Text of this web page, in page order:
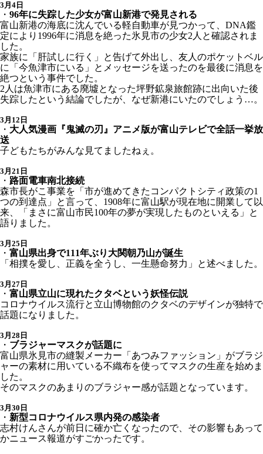
3月4日
・ 96年に失踪した少女が富山新港で発見される
富山新港の海底に沈んでいる軽自動車が見つかって、DNA鑑
定により1996年に消息を絶った氷見市の少女2人と確認されま
した。
家族に「肝試しに行く」と告げて外出し、友人のポケットベル
に「今魚津市にいる」とメッセージを送ったのを最後に消息を
絶つという事件でした。
2人は魚津市にある廃墟となった坪野鉱泉旅館跡に出向いた後
失踪したという結論でしたが、なぜ新港にいたのでしょう…。
3月12日
・ 大人気漫画『鬼滅の刃』アニメ版が富山テレビで全話一挙放
送
子どもたちがみんな見てましたねぇ。
3月21日
・ 路面電車南北接続
森市長がこ事業を「市が進めてきたコンパクトシティ政策の1
つの到達点」と言って、1908年に富山駅が現在地に開業して以
来、「まさに富山市民100年の夢が実現したものといえる」と
語りました。
3月25日
・ 富山県出身で111年ぶり大関朝乃山が誕生
「相撲を愛し、正義を全うし、一生懸命努力」と述べました。
3月27日
・ 富山県立山に現れたクタベという妖怪伝説
コロナウイルス流行と立山博物館のクタベのデザインが独特で
話題になりました。
3月28日
・ ブラジャーマスクが話題に
富山県氷見市の縫製メーカー「あつみファッション」がブラジ
ャーの素材に用いている不織布を使ってマスクの生産を始めま
した。
そのマスクのあまりのブラジャー感が話題となっています。
3月30日
・ 新型コロナウイルス県内発の感染者
志村けんさんが前日に確か亡くなったので、その影響もあって
かニュース報道がすごかったです。